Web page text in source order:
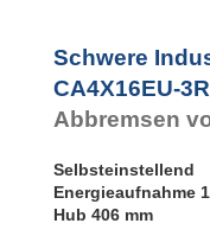
Schwere
CA4X16EU-3R
Abbremsen
Selbsteinstellend
Energieaufnahme
Hub 406 mm